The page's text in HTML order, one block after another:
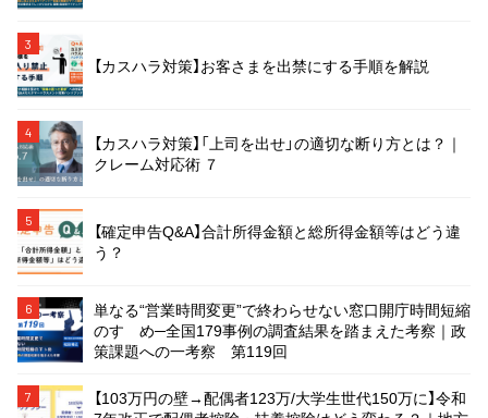
3
【カスハラ対策】お客さまを出禁にする手順を解説
4
【カスハラ対策】「上司を出せ」の適切な断り方とは？｜
クレーム対応術 ７
5
【確定申告Q&A】合計所得金額と総所得金額等はどう違
う？
6
単なる“営業時間変更”で終わらせない窓口開庁時間短縮
のすゝめ─全国179事例の調査結果を踏まえた考察｜政
策課題への一考察 第119回
7
【103万円の壁→配偶者123万/大学生世代150万に】令和